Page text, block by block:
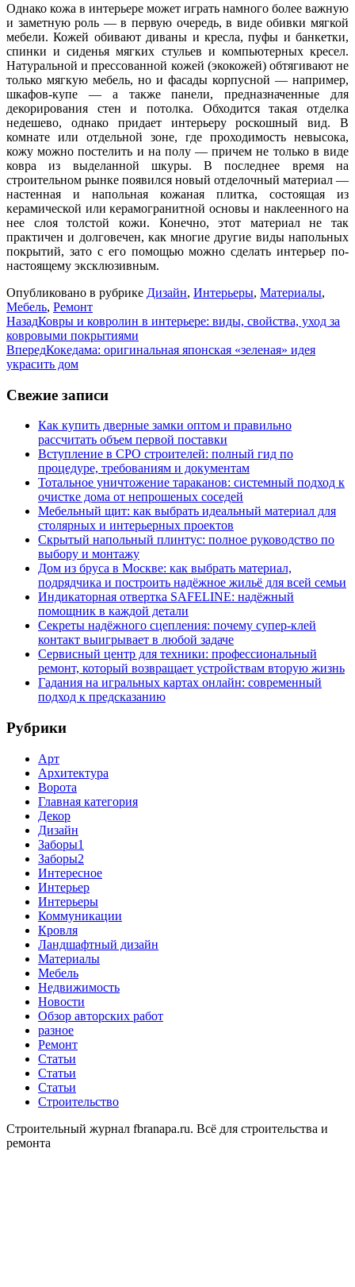
Однако кожа в интерьере может играть намного более важную
и заметную роль — в первую очередь, в виде обивки мягкой
мебели. Кожей обивают диваны и кресла, пуфы и банкетки,
спинки и сиденья мягких стульев и компьютерных кресел.
Натуральной и прессованной кожей (экокожей) обтягивают не
только мягкую мебель, но и фасады корпусной — например,
шкафов-купе — а также панели, предназначенные для
декорирования стен и потолка. Обходится такая отделка
недешево, однако придает интерьеру роскошный вид. В
комнате или отдельной зоне, где проходимость невысока,
кожу можно постелить и на полу — причем не только в виде
ковра из выделанной шкуры. В последнее время на
строительном рынке появился новый отделочный материал —
настенная и напольная кожаная плитка, состоящая из
керамической или керамогранитной основы и наклеенного на
нее слоя толстой кожи. Конечно, этот материал не так
практичен и долговечен, как многие другие виды напольных
покрытий, зато с его помощью можно сделать интерьер по-
настоящему эксклюзивным.
Опубликовано в рубрике Дизайн, Интерьеры, Материалы,
Мебель, Ремонт
НазадКовры и ковролин в интерьере: виды, свойства, уход за
ковровыми покрытиями
ВпередКокедама: оригинальная японская «зеленая» идея
украсить дом
Свежие записи
Как купить дверные замки оптом и правильно
рассчитать объем первой поставки
Вступление в СРО строителей: полный гид по
процедуре, требованиям и документам
Тотальное уничтожение тараканов: системный подход к
очистке дома от непрошеных соседей
Мебельный щит: как выбрать идеальный материал для
столярных и интерьерных проектов
Скрытый напольный плинтус: полное руководство по
выбору и монтажу
Дом из бруса в Москве: как выбрать материал,
подрядчика и построить надёжное жильё для всей семьи
Индикаторная отвертка SAFELINE: надёжный
помощник в каждой детали
Секреты надёжного сцепления: почему супер‑клей
контакт выигрывает в любой задаче
Сервисный центр для техники: профессиональный
ремонт, который возвращает устройствам вторую жизнь
Гадания на игральных картах онлайн: современный
подход к предсказанию
Рубрики
Арт
Архитектура
Ворота
Главная категория
Декор
Дизайн
Заборы1
Заборы2
Интересное
Интерьер
Интерьеры
Коммуникации
Кровля
Ландшафтный дизайн
Материалы
Мебель
Недвижимость
Новости
Обзор авторских работ
разное
Ремонт
Статьи
Статьи
Статьи
Строительство
Строительный журнал fbranapa.ru. Всё для строительства и
ремонта